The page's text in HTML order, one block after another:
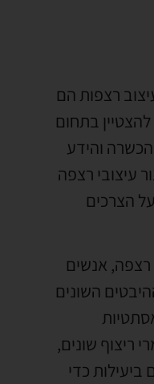
רצפות הם
בתחום
והידע
עיצובי רצפה
הצרכים
רצפה, אנשים
השונים
ריצוף שונים,
ביעילות כדי